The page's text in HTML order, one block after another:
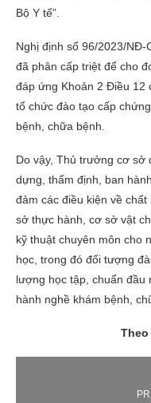
Bộ Y tế”.
Nghị định số 96/2023/NĐ-
đã phân cấp triệt để cho
đáp ứng Khoản 2 Điều 12
tổ chức đào tạo cấp
bệnh, chữa bệnh.
Do vậy, Thủ trưởng cơ sở
dựng, thẩm định, ban
đảm các điều kiện về
sở thực hành, cơ sở vật
kỹ thuật chuyên môn cho
học, trong đó đối tượng
lượng học tập, chuẩn đầu
hành nghề khám bệnh,